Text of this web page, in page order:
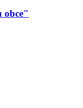
obce"